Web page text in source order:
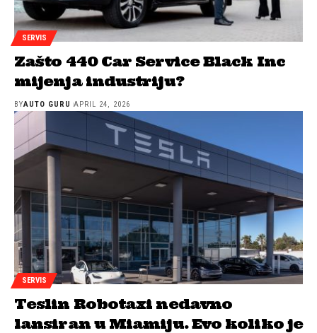
SERVIS
Zašto 440 Car Service Black Inc
mijenja industriju?
BYAUTO GURU APRIL 24, 2026
SERVIS
Teslin Robotaxi nedavno
lansiran u Miamiju. Evo koliko je